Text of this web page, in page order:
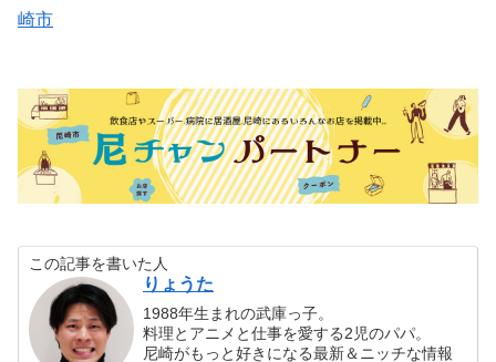
崎市
この記事を書いた人
りょうた
1988年生まれの武庫っ子。
料理とアニメと仕事を愛する2児のパパ。
尼崎がもっと好きになる最新＆ニッチな情報